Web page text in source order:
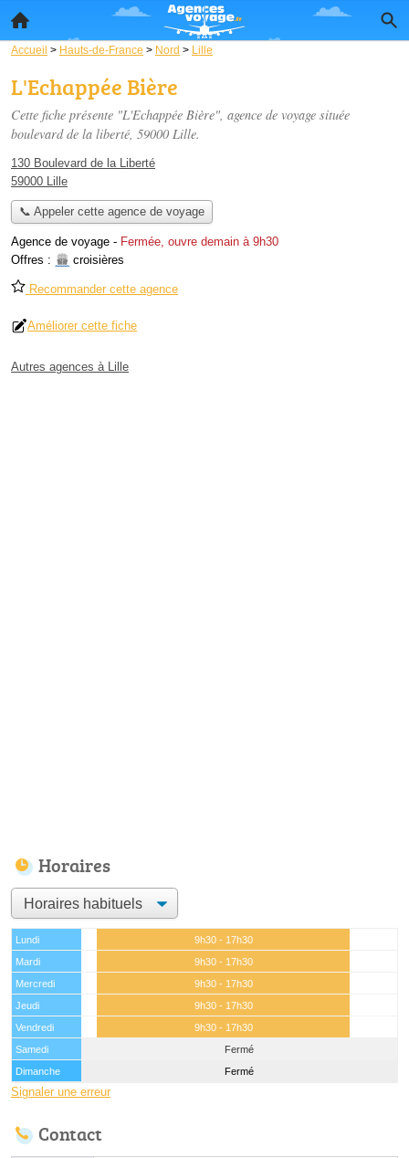
Accueil > Hauts-de-France > Nord > Lille
L'Echappée Bière
Cette fiche présente "L'Echappée Bière", agence de voyage située
boulevard de la liberté, 59000 Lille.
130 Boulevard de la Liberté
59000 Lille
📞 Appeler cette agence de voyage
Agence de voyage - Fermée, ouvre demain à 9h30
Offres :
croisières
Recommander cette agence
Améliorer cette fiche
Autres agences à Lille
Horaires
Lundi
9h30 - 17h30
Mardi
9h30 - 17h30
Mercredi
9h30 - 17h30
Jeudi
9h30 - 17h30
Vendredi
9h30 - 17h30
Samedi
Fermé
Dimanche
Fermé
Signaler une erreur
Contact